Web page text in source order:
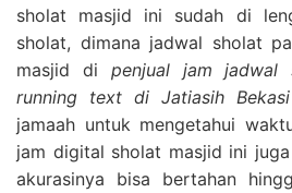
sholat masjid ini sudah di
sholat, dimana jadwal sholat
masjid di penjual jam jadwal
running text di Jatiasih
jamaah untuk mengetahui
jam digital sholat masjid ini
akurasinya bisa bertahan